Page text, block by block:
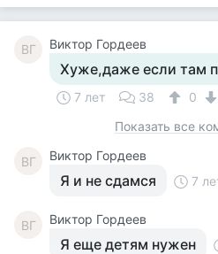
ВГ Виктор Гордеев
Хуже,даже если там
7 лет 38
0
Показать все
ВГ Виктор Гордеев
Я и не сдамся 7
ВГ Виктор Гордеев
Я еще детям нужен